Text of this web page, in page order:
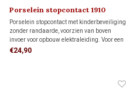
Porselein stopcontact 1910
Porselein stopcontact met kinderbeveiliging
zonder randaarde, voorzien van boven
invoer voor opbouw elektraleiding. Voor een
veilige en stabiele montage plaats je het
€24,90